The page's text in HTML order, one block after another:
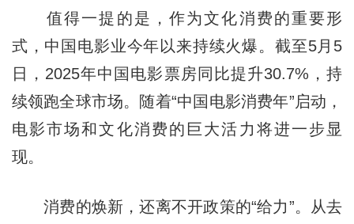
值得一提的是，作为文化消费的重要形
式，中国电影业今年以来持续火爆。截至5月5
日，2025年中国电影票房同比提升30.7%，持
续领跑全球市场。随着“中国电影消费年”启动，
电影市场和文化消费的巨大活力将进一步显
现。
消费的焕新，还离不开政策的“给力”。从去